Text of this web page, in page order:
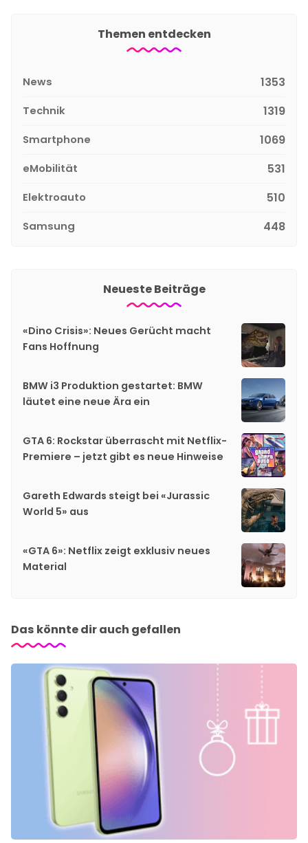
Themen entdecken
News 1353
Technik 1319
Smartphone 1069
eMobilität 531
Elektroauto 510
Samsung 448
Neueste Beiträge
«Dino Crisis»: Neues Gerücht macht
Fans Hoffnung
BMW i3 Produktion gestartet: BMW
läutet eine neue Ära ein
GTA 6: Rockstar überrascht mit Netflix-
Premiere – jetzt gibt es neue Hinweise
Gareth Edwards steigt bei «Jurassic
World 5» aus
«GTA 6»: Netflix zeigt exklusiv neues
Material
Das könnte dir auch gefallen